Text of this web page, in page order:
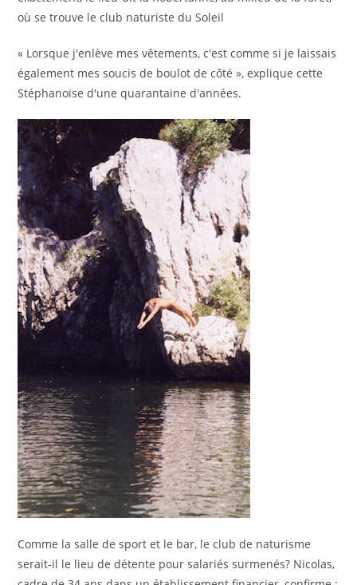
où se trouve le club naturiste du Soleil
« Lorsque j'enlève mes vêtements, c'est comme si je laissais
également mes soucis de boulot de côté », explique cette
Stéphanoise d'une quarantaine d'années.
Comme la salle de sport et le bar, le club de naturisme
serait-il le lieu de détente pour salariés surmenés? Nicolas,